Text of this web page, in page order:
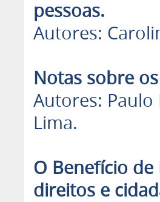
pessoas.
Autores:
Notas sobre
Autores: Paulo
Lima.
O Benefício de
direitos e